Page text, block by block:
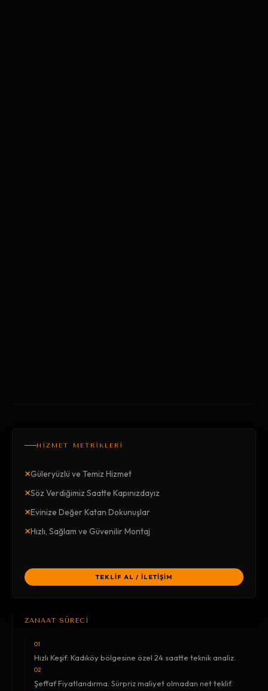
HİZMET METRİKLERİ
×Güleryüzlü ve Temiz Hizmet
×Söz Verdiğimiz Saatte Kapınızdayız
×Evinize Değer Katan Dokunuşlar
×Hızlı, Sağlam ve Güvenilir Montaj
TEKLİF AL / İLETİŞİM
ZANAAT SÜRECİ
01
Hızlı Keşif: Kadıköy bölgesine özel 24 saatte teknik analiz.
02
Şeffaf Fiyatlandırma: Sürpriz maliyet olmadan net teklif.